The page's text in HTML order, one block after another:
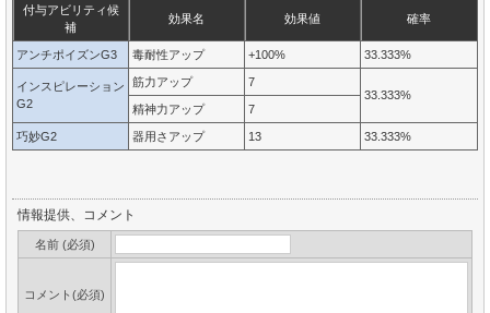
付与アビリティ候
補
効果名 効果値 確率
アンチポイズンG3 毒耐性アップ +100% 33.333%
インスピレーション
G2
筋力アップ
7
33.333%
精神力アップ
7
巧妙G2 器用さアップ 13 33.333%
情報提供、コメント
名前 (必須)
コメント(必須)